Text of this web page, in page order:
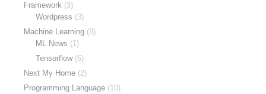
Framework (3)
Wordpress (3)
Machine Learning (8)
ML News (1)
Tensorflow(6)
Next My Home (2)
Programming Language (10)